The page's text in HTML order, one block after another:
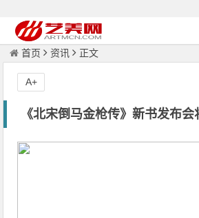
首页 资讯 正文
《北宋倒马金枪传》新书发布
A+